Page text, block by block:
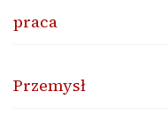
praca
Przemysł